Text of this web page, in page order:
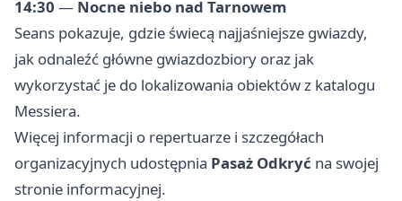
14:30 — Nocne niebo nad Tarnowem
Seans pokazuje, gdzie świecą najjaśniejsze gwiazdy,
jak odnaleźć główne gwiazdozbiory oraz jak
wykorzystać je do lokalizowania obiektów z katalogu
Messiera.
Więcej informacji o repertuarze i szczegółach
organizacyjnych udostępnia Pasaż Odkryć na swojej
stronie informacyjnej.